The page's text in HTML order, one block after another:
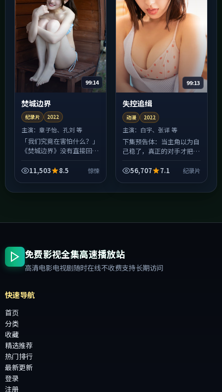
99:14
焚城边界
纪录片 2022
主演：章子怡、孔刘 等
「我们究竟在害怕什么？」
《焚城边界》没有直接回
题折成纸飞机扔向观众席
11,503 8.5 惊悚
99:13
失控追缉
动漫 2022
主演： 白宇、张译 等
下集预告体：当主角以为自
己稳了，真正的对手才把棋
段会比你想的更狠。动漫在
56,707 7.1 纪录片
免费影视全集高速播放站
高清电影电视剧随时在线不收费支持长期访问
快速导航
首页
分类
收藏
精选推荐
热门排行
最新更新
登录
注册